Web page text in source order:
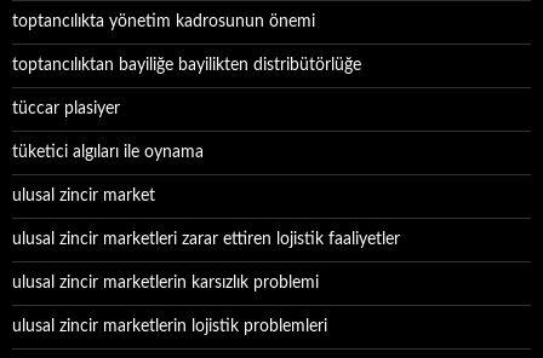
toptancılıkta yönetim kadrosunun önemi
toptancılıktan bayiliğe bayilikten distribütörlüğe
tüccar plasiyer
tüketici algıları ile oynama
ulusal zincir market
ulusal zincir marketleri zarar ettiren lojistik faaliyetler
ulusal zincir marketlerin karsızlık problemi
ulusal zincir marketlerin lojistik problemleri